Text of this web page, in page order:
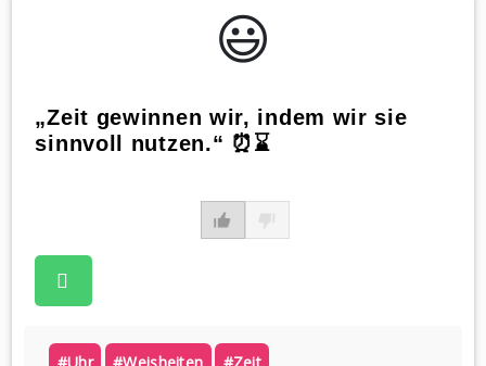
😃️
„Zeit gewinnen wir, indem wir sie
sinnvoll nutzen.“ ⏰⌛